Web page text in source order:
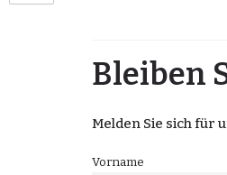
Bleiben
Melden Sie sich für
Vorname